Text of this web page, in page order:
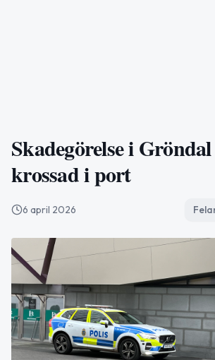
Skadegörelse i
krossad i port
6 april 2026